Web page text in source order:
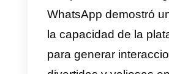
semana. Con el
se convirtió en
alemana que se